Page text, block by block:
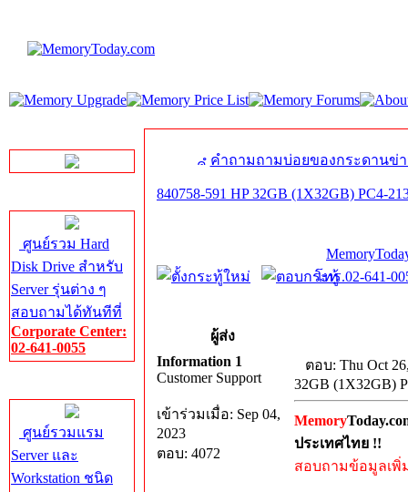
ศูนย์รวม Hard
Disk Drive สำหรับ
Server รุ่นต่าง ๆ
สอบถามได้ทันทีที่
Corporate Center:
02-641-0055
ศูนย์รวมแรม
Server และ
Workstation ชนิด
คำถามถามบ่อยของกระดานข่
840758-591 HP 32GB (1X32GB) PC4-
โทร.02-641-
ผู้ส่ง
Information 1
Customer Support
เข้าร่วมเมื่อ: Sep 04,
2023
ตอบ: 4072
ตอบ: Thu Oct
32GB (1X32GB)
Memory
ประเทศไทย !!
สอบถามข้อมูลเพิ่